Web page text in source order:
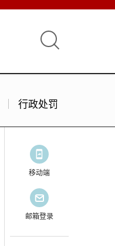
行政处罚
移动端
邮箱登录